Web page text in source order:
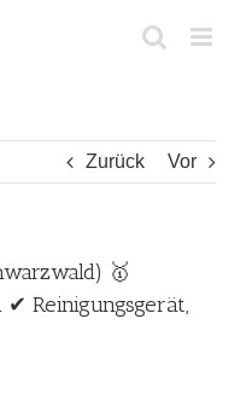
Zurück Vor
🥇
Reinigungsgerät,